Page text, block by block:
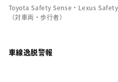
Toyota Safety Sense・Lexus Safety
（対車両・歩行者）
車線逸脱警報